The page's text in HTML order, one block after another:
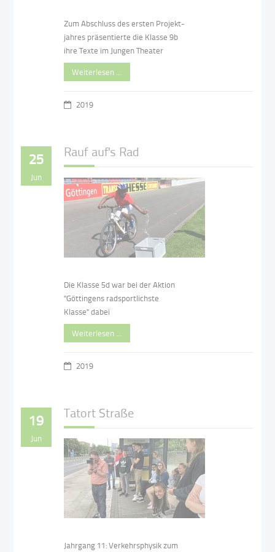
Zum Abschluss des ersten Projekt-
jahres präsentierte die Klasse 9b
ihre Texte im Jungen Theater
Weiterlesen …
2019
25
Jun
Rauf auf's Rad
Die Klasse 5d war bei der Aktion
"Göttingens radsportlichste
Klasse" dabei
Weiterlesen …
2019
19
Jun
Tatort Straße
Jahrgang 11: Verkehrsphysik zum